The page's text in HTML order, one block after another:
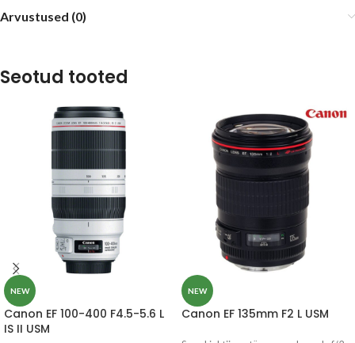
Arvustused (0)
Seotud tooted
NEW
Canon EF 100-400 F4.5-5.6 L
IS II USM
NEW
Canon EF 135mm F2 L USM